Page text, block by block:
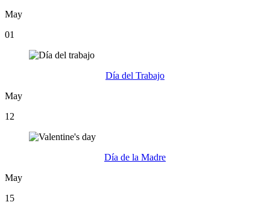
May
01
Día del Trabajo
May
12
Día de la Madre
May
15